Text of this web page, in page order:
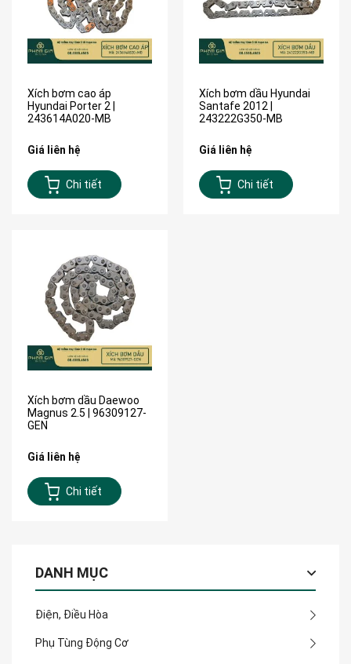
DANH MỤC
Điện, Điều Hòa
Phụ Tùng Động Cơ
Xích bơm cao áp
Hyundai Porter 2 |
243614A020-MB
Giá liên hệ
Chi tiết
Xích bơm dầu Hyundai
Santafe 2012 |
243222G350-MB
Giá liên hệ
Chi tiết
Xích bơm dầu Daewoo
Magnus 2.5 | 96309127-
GEN
Giá liên hệ
Chi tiết